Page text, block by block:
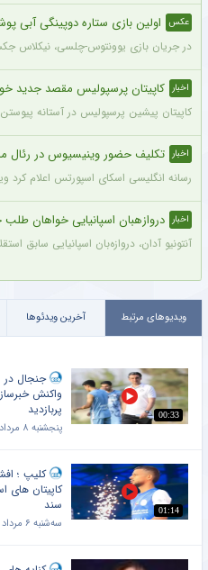
عکس اولین بازی ستاره دوپینگی آبی پوشان پس از ۲۰
در جریان بازی یوونتوس-چلسی، نیکلاس جکسون تنها پس از ۳۵ دقیقه حضور در زمین تعویض شد و در همین مسابقه میخایلو مودریک
اخبار کاپیتان پرسپولیس مقصد جدید
کاپیتان پیشین پرسپولیس در آستانه
اخبار تکلیف حضور وینیسیوس در
رسانه انگلیسی اسکای اسپورتس اعلام کرد
اخبار دروازهبان اسپانیایی خواهان
آنتونیو آدان، دروازه‌بان اسپانیایی سابق استقلال، به دلیل اختلاف ۱۰۰ تا ۲۰۰ هزار یورویی
ویدیوهای مرتبط آخرین ویدئوها
00:33
جنجال در
واکنش
پربازدید
پنجشنبه ۸ مرداد ۱۴۰۵ | ۱۸:۲۸
01:14
کلیپ ؛
کاپیتان های
سند
سه‌شنبه ۶ مرداد ۱۴۰۵ | ۱۶:۵۲